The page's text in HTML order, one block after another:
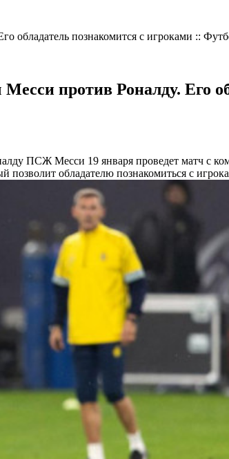
обладатель познакомится с игроками ::
против Роналду. Его
ПСЖ Месси 19 января проведет матч с
позволит обладателю познакомиться с